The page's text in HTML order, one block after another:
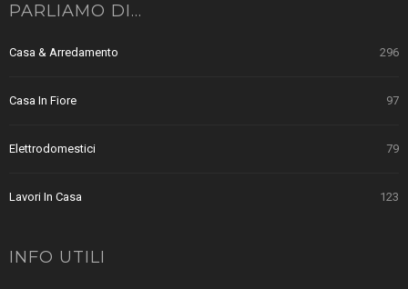
PARLIAMO DI…
Casa & Arredamento 296
Casa In Fiore 97
Elettrodomestici 79
Lavori In Casa 123
INFO UTILI